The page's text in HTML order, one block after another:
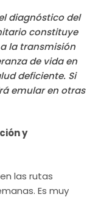
diagnóstico del
constituye
la transmisión
de vida en
deficiente. Si
emular en otras
y
las rutas
Es muy